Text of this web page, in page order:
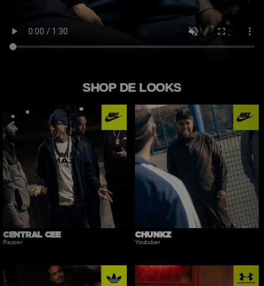
SHOP DE LOOKS
CENTRAL CEE
Rapper
CHUNKZ
Youtuber
Vacatures